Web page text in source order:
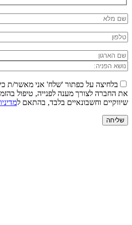
בלחיצה על כפתור 'שלח' אני מאשר/ת
את החברה לצורך מענה לפנייה, טיפול
שיווקיים וחשבונאיים בלבד, בהתאם ל
שליחה